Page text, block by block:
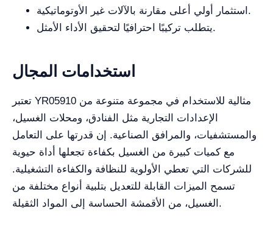
استثمار أولي أعلى مقارنة بالآلات غير الأوتوماتيكية.
يتطلب تركيبًا احترافيًا لتحقيق الأداء الأمثل.
استخدامات المجال
تعتبر YR05910 مثالية للاستخدام في مجموعة متنوعة من
الإعدادات التجارية مثل الفنادق، ومحلات الغسيل،
والمستشفيات، والمرافق الصناعية. إن قدرتها على التعامل
مع كميات كبيرة من الغسيل بكفاءة تجعلها أداة حيوية
للشركات التي تعطي الأولوية للنظافة والكفاءة التشغيلية.
تسمح الميزات القابلة للتعديل بتلبية أنواع مختلفة من
الغسيل، من الأقمشة الحساسة إلى المواد الثقيلة.